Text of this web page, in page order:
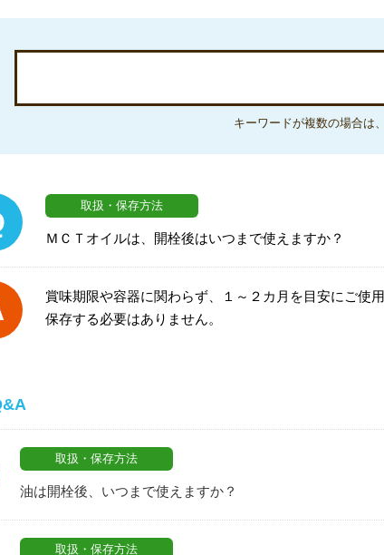
キーワードが複数の場合は
取扱・保存方法
ＭＣＴオイルは、開栓後はいつまで使えますか？
賞味期限や容器に関わらず、１～２カ月を目安にご使
保存する必要はありません。
取扱・保存方法
油は開栓後、いつまで使えますか？
取扱・保存方法